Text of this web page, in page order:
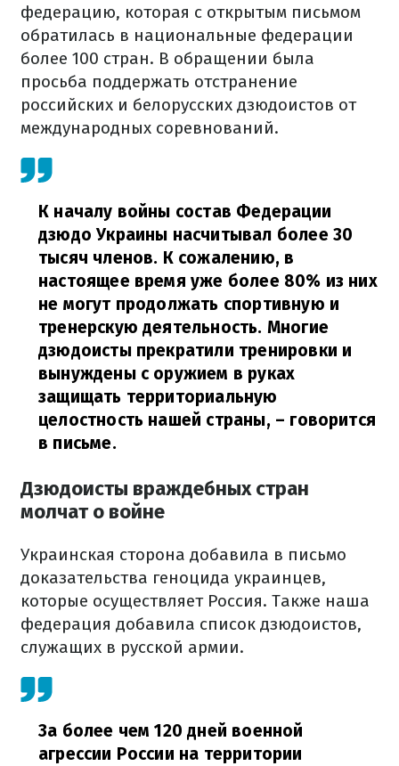
федерацию, которая с открытым письмом
обратилась в национальные федерации
более 100 стран. В обращении была
просьба поддержать отстранение
российских и белорусских дзюдоистов от
международных соревнований.
К началу войны состав Федерации
дзюдо Украины насчитывал более 30
тысяч членов. К сожалению, в
настоящее время уже более 80% из них
не могут продолжать спортивную и
тренерскую деятельность. Многие
дзюдоисты прекратили тренировки и
вынуждены с оружием в руках
защищать территориальную
целостность нашей страны, – говорится
в письме.
Дзюдоисты враждебных стран
молчат о войне
Украинская сторона добавила в письмо
доказательства геноцида украинцев,
которые осуществляет Россия. Также наша
федерация добавила список дзюдоистов,
служащих в русской армии.
За более чем 120 дней военной
агрессии России на территории